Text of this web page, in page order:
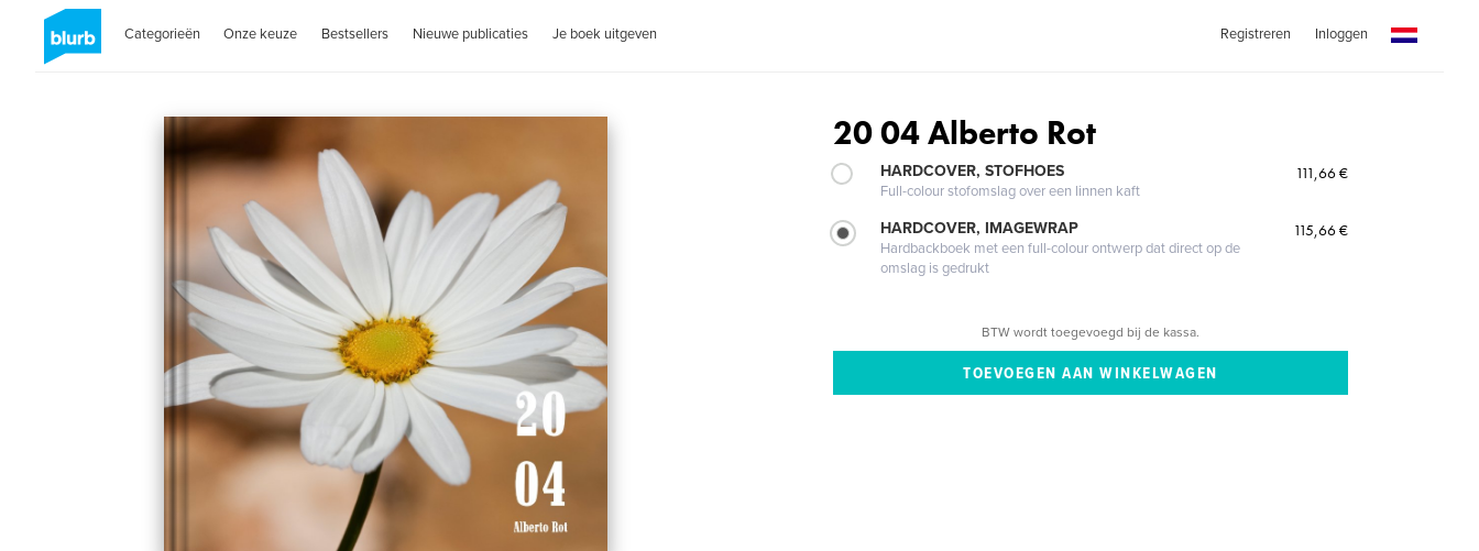
Categorieën Onze keuze Bestsellers Nieuwe publicaties Je boek uitgeven Registreren Inloggen
20 04 Alberto Rot
HARDCOVER, STOFHOES
Full-colour stofomslag over een linnen kaft
111,66 €
HARDCOVER, IMAGEWRAP
Hardbackboek met een full-colour ontwerp dat direct op de
omslag is gedrukt
115,66 €
BTW wordt toegevoegd bij de kassa.